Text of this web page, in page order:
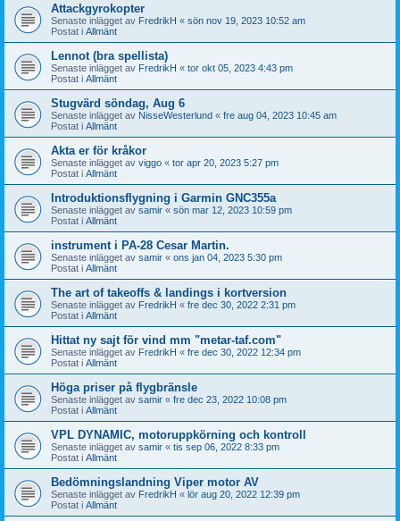
Attackgyrokopter
Senaste inlägget av FredrikH « sön nov 19, 2023 10:52 am
Postat i Allmänt
Lennot (bra spellista)
Senaste inlägget av FredrikH « tor okt 05, 2023 4:43 pm
Postat i Allmänt
Stugvärd söndag, Aug 6
Senaste inlägget av NisseWesterlund « fre aug 04, 2023 10:45 am
Postat i Allmänt
Akta er för kråkor
Senaste inlägget av viggo « tor apr 20, 2023 5:27 pm
Postat i Allmänt
Introduktionsflygning i Garmin GNC355a
Senaste inlägget av samir « sön mar 12, 2023 10:59 pm
Postat i Allmänt
instrument i PA-28 Cesar Martin.
Senaste inlägget av samir « ons jan 04, 2023 5:30 pm
Postat i Allmänt
The art of takeoffs & landings i kortversion
Senaste inlägget av FredrikH « fre dec 30, 2022 2:31 pm
Postat i Allmänt
Hittat ny sajt för vind mm "metar-taf.com"
Senaste inlägget av FredrikH « fre dec 30, 2022 12:34 pm
Postat i Allmänt
Höga priser på flygbränsle
Senaste inlägget av samir « fre dec 23, 2022 10:08 pm
Postat i Allmänt
VPL DYNAMIC, motoruppkörning och kontroll
Senaste inlägget av samir « tis sep 06, 2022 8:33 pm
Postat i Allmänt
Bedömningslandning Viper motor AV
Senaste inlägget av FredrikH « lör aug 20, 2022 12:39 pm
Postat i Allmänt